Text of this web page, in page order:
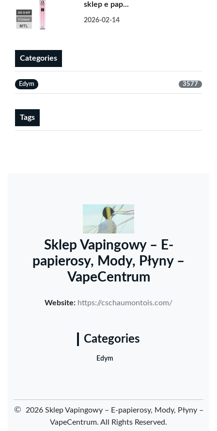
sklep e pap...
2026-02-14
Categories
Edym 3577
Tags
Sklep Vapingowy – E-
papierosy, Mody, Płyny –
VapeCentrum
Website: https://cschaumontois.com/
Categories
Edym
©
2026 Sklep Vapingowy – E-papierosy, Mody, Płyny –
VapeCentrum. All Rights Reserved.